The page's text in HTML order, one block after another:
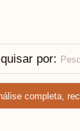
por:
completa,